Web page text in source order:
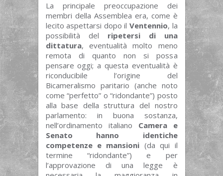
La principale preoccupazione dei
membri della Assemblea era, come è
lecito aspettarsi dopo il Ventennio, la
possibilità del ripetersi di una
dittatura, eventualità molto meno
remota di quanto non si possa
pensare oggi; a questa eventualità è
riconducibile l’origine del
Bicameralismo paritario (anche noto
come “perfetto” o “ridondante”) posto
alla base della struttura del nostro
parlamento: in buona sostanza,
nell’ordinamento italiano Camera e
Senato hanno identiche
competenze e mansioni (da qui il
termine “ridondante”) e per
l’approvazione di una legge è